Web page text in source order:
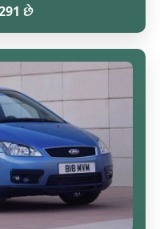
છે